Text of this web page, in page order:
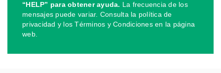
“HELP” para obtener ayuda. La frecuencia de los
mensajes puede variar. Consulta la política de
privacidad y los Términos y Condiciones en la página
web.